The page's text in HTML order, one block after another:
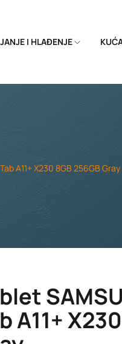
I HLAĐENJE
A11+ X230 8GB 256GB Gray
A11+